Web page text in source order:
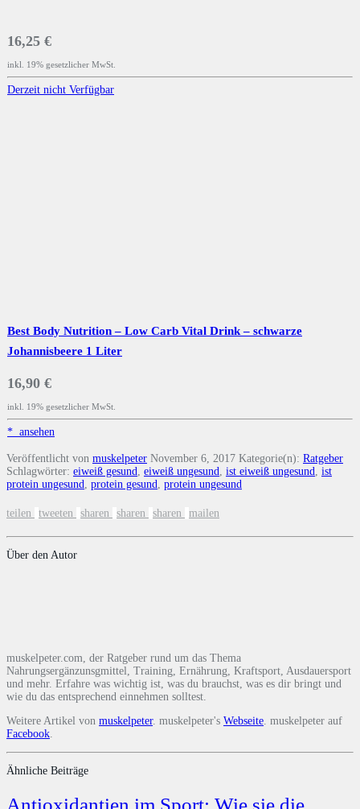
16,25 €
inkl. 19% gesetzlicher MwSt.
Derzeit nicht Verfügbar
Best Body Nutrition – Low Carb Vital Drink – schwarze
Johannisbeere 1 Liter
16,90 €
inkl. 19% gesetzlicher MwSt.
* ansehen
Veröffentlicht von muskelpeter November 6, 2017 Kategorie(n): Ratgeber
Schlagwörter: eiweiß gesund eiweiß ungesund ist eiweiß ungesund
ist
protein ungesund
protein gesund protein ungesund
teilen tweeten sharen sharen sharen mailen
Über den Autor
muskelpeter.com, der Ratgeber rund um das Thema
Nahrungsergänzunsgmittel, Training, Ernährung, Kraftsport, Ausdauersport
und mehr. Erfahre was wichtig ist, was du brauchst, was es dir bringt und
wie du das entsprechend einnehmen solltest.
Weitere Artikel von muskelpeter. muskelpeter's Webseite . muskelpeter auf
Facebook
Ähnliche Beiträge